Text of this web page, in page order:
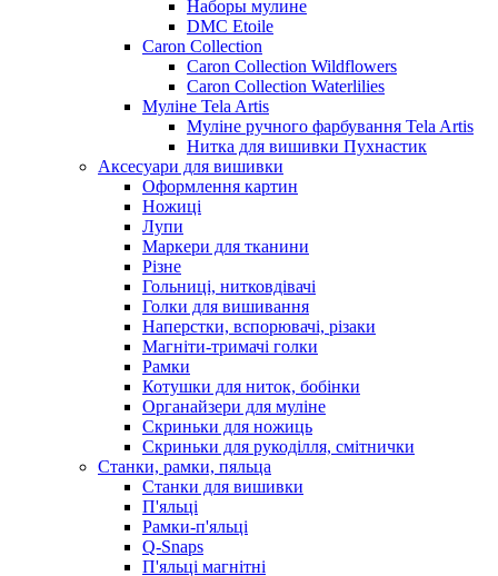
Наборы мулине
DMC Etoile
Caron Collection
Caron Collection Wildflowers
Caron Collection Waterlilies
Муліне Tela Artis
Муліне ручного фарбування Tela Artis
Нитка для вишивки Пухнастик
Аксесуари для вишивки
Оформлення картин
Ножиці
Лупи
Маркери для тканини
Різне
Гольниці, нитковдівачі
Голки для вишивання
Наперстки, вспорювачі, різаки
Магніти-тримачі голки
Рамки
Котушки для ниток, бобінки
Органайзери для муліне
Скриньки для ножиць
Скриньки для рукоділля, смітнички
Станки, рамки, пяльца
Станки для вишивки
П'яльці
Рамки-п'яльці
Q-Snaps
П'яльці магнітні